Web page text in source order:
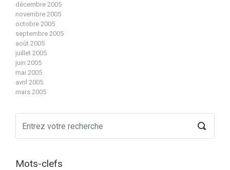
décembre 2005
novembre 2005
octobre 2005
septembre 2005
août 2005
juillet 2005
juin 2005
mai 2005
avril 2005
mars 2005
Mots-clefs